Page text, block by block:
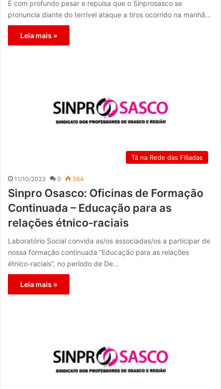
É com profundo pesar e repulsa que o Sinprosasco se
pronuncia diante do terrível ataque a tiros ocorrido na manhã…
Leia mais »
Tá na Rede das Filiadas
11/10/2023 0 364
Sinpro Osasco: Oficinas de Formação
Continuada – Educação para as
relações étnico-raciais
Laboratório Social convida as/os associadas/os a participar de
nossa formação continuada “Educação para as relações
étnico-raciais”, no período de De…
Leia mais »